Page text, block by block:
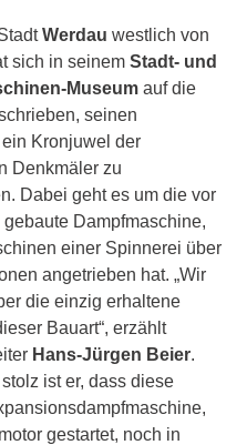
Werdau westlich von
sich in seinem Stadt- und
Museum auf die
seinen
Kronjuwel der
Denkmäler zu
Dabei geht es um die vor
gebaute Dampfmaschine,
einer Spinnerei über
angetrieben hat. „Wir
die einzig erhaltene
Bauart“, erzählt
Hans-Jürgen Beier.
ist er, dass diese
gestartet, noch in